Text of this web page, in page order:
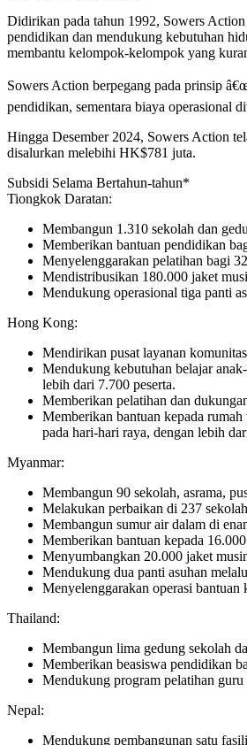
Didirikan pada tahun 1992, Sowers
pendidikan dan mendukung kebutuhan
membantu kelompok-kelompok yang
Sowers Action berpegang pada prinsip
pendidikan, sementara biaya operasional
Hingga Desember 2024, Sowers Action
disalurkan melebihi HK$781 juta.
Subsidi Selama Bertahun-tahun*
Tiongkok Daratan:
Membangun 1.310 sekolah dan
Memberikan bantuan pendidikan
Menyelenggarakan pelatihan bagi
Mendistribusikan 180.000 jaket
Mendukung operasional tiga panti
Hong Kong:
Mendirikan pusat layanan
Mendukung kebutuhan belajar
lebih dari 7.700 peserta.
Memberikan pelatihan dan
Memberikan bantuan kepada
pada hari-hari raya, dengan lebih
Myanmar:
Membangun 90 sekolah, asrama,
Melakukan perbaikan di 237
Membangun sumur air dalam di
Memberikan bantuan kepada
Menyumbangkan 20.000 jaket
Mendukung dua panti asuhan
Menyelenggarakan operasi
Thailand:
Membangun lima gedung sekolah
Memberikan beasiswa pendidikan
Mendukung program pelatihan
Nepal:
Mendukung pembangunan satu